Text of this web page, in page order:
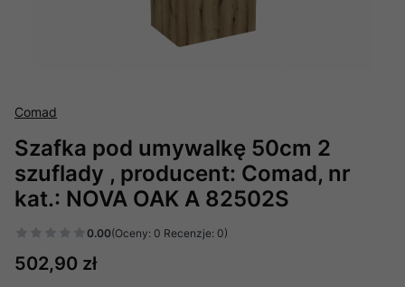
Comad
Szafka pod umywalkę 50cm 2
szuflady , producent: Comad, nr
kat.: NOVA OAK A 82502S
0.00(Oceny: 0 Recenzje: 0)
Cena
502,90 zł